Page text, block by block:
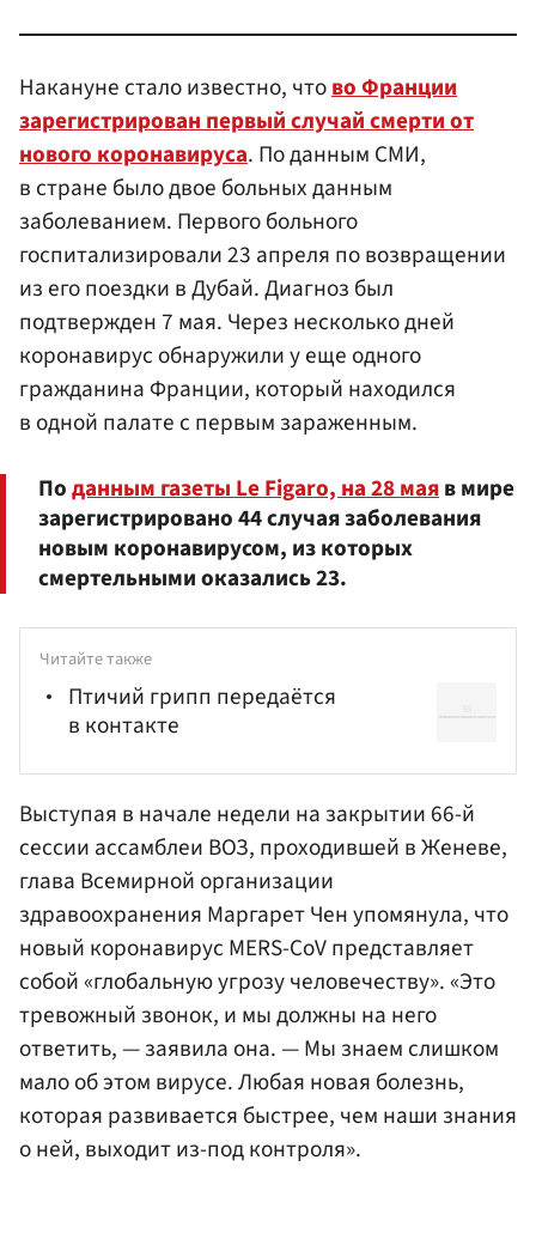
Накануне стало известно, чтово Франции
зарегистрирован первый случай смерти от
нового коронавируса. По данным СМИ,
в стране было двое больных данным
заболеванием. Первого больного
госпитализировали 23 апреля по возвращении
из его поездки в Дубай. Диагноз был
подтвержден 7 мая. Через несколько дней
коронавирус обнаружили у еще одного
гражданина Франции, который находился
в одной палате с первым зараженным.
Поданным газеты Le Figaro, на 28 маяв мире
зарегистрировано 44 случая заболевания
новым коронавирусом, из которых
смертельными оказались 23.
Читайте также
Птичий грипп передаётся
в контакте
Выступая в начале недели на закрытии 66-й
сессии ассамблеи ВОЗ, проходившей в Женеве,
глава Всемирной организации
здравоохранения Маргарет Ченупомянула, что
новый коронавирус MERS-CoV представляет
собой «глобальную угрозу человечеству». «Это
тревожный звонок, и мы должны на него
ответить, — заявила она. — Мы знаем слишком
мало об этом вирусе. Любая новая болезнь,
которая развивается быстрее, чем наши знания
о ней, выходит из-под контроля».